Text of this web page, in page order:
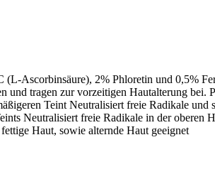
Ascorbinsäure), 2% Phloretin und 0,5%
tragen zur vorzeitigen Hautalterung bei.
Teint Neutralisiert freie Radikale und
Neutralisiert freie Radikale in der oberen
Haut, sowie alternde Haut geeignet